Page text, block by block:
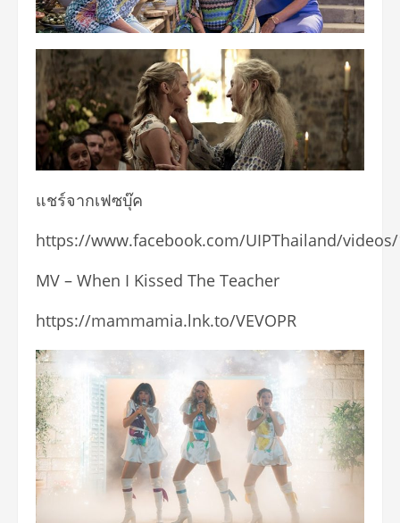
แชร์จากเฟซบุ๊ค
https://www.facebook.com/UIPThailand/videos/
MV – When I Kissed The Teacher
https://mammamia.lnk.to/VEVOPR